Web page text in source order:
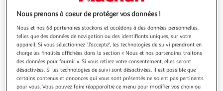
Illustration
précédente
Illustration
suivante
Nous prenons à coeur de protéger vos données !
Nous et nos 68 partenaires stockons et accédons à des données personnelles,
telles que des données de navigation ou des identifiants uniques, sur votre
appareil. Si vous sélectionnez "J'accepte", les technologies de suivi prendront en
charge les finalités affichées dans la section « Nous et nos partenaires traitons
des données pour fournir ». Si vous retirez votre consentement, elles seront
désactivées. Si les technologies de suivi sont désactivées, il est possible que
certains contenus et annonces qui vous sont présentés ne soient pas pertinents
pour vous. Vous pouvez faire réapparaître ce menu pour modifier vos choix ou